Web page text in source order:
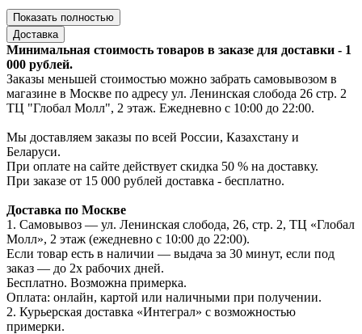
Показать полностью
Доставка
Минимальная стоимость товаров в заказе для доставки - 1
000 рублей.
Заказы меньшей стоимостью можно забрать самовывозом в
магазине в Москве по адресу ул. Ленинская слобода 26 стр. 2
ТЦ "Глобал Молл", 2 этаж. Ежедневно с 10:00 до 22:00.
Мы доставляем заказы по всей России, Казахстану и
Беларуси.
При оплате на сайте действует скидка 50 % на доставку.
При заказе от 15 000 рублей доставка - бесплатно.
Доставка по Москве
1. Самовывоз — ул. Ленинская слобода, 26, стр. 2, ТЦ «Глобал
Молл», 2 этаж (ежедневно с 10:00 до 22:00).
Если товар есть в наличии — выдача за 30 минут, если под
заказ — до 2х рабочих дней.
Бесплатно. Возможна примерка.
Оплата: онлайн, картой или наличными при получении.
2. Курьерская доставка «Интеграл» с возможностью
примерки.